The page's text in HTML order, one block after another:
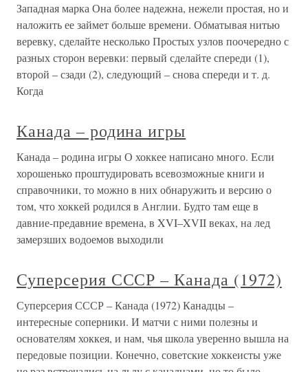
Западная марка Она более надежна, нежели простая, но и
наложить ее займет больше времени. Обматывая нитью
веревку, сделайте несколько Простых узлов поочередно с
разных сторон веревки: первый сделайте спереди (1),
второй – сзади (2), следующий – снова спереди и т. д.
Когда
Канада – родина игры
Канада – родина игры О хоккее написано много. Если
хорошенько проштудировать всевозможные книги и
справочники, то можно в них обнаружить и версию о
том, что хоккей родился в Англии. Будто там еще в
давние-предавние времена, в XVI–XVII веках, на лед
замерзших водоемов выходили
Суперсерия СССР – Канада (1972)
Суперсерия СССР – Канада (1972) Канадцы –
интересные соперники. И матчи с ними полезны и
основателям хоккея, и нам, чья школа уверенно вышла на
передовые позиции. Конечно, советские хоккеисты уже